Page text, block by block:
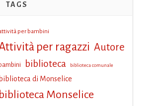
TAGS
per bambini
per ragazzi Autore
biblioteca biblioteca comunale
biblioteca di Monselice
biblioteca Monselice